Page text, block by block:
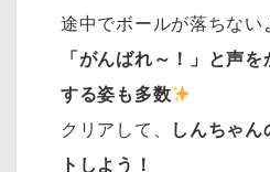
途中でボールが落ちない
「がんばれ～！」と声
する姿も多数
クリアして、
しんちゃん
トしよう！